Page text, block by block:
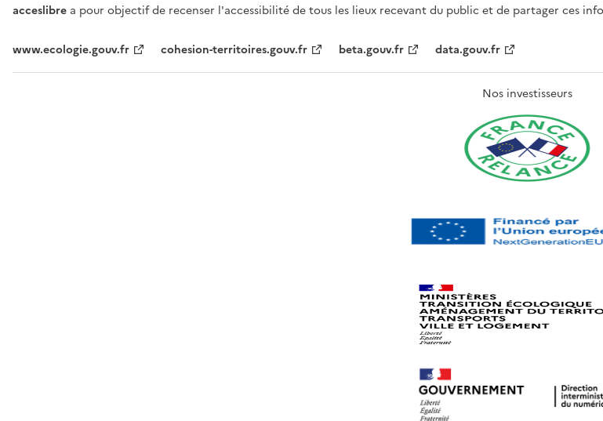
acceslibre a pour objectif de recenser l'accessibilité de tous les lieux recevant du public et de partager ces
www.ecologie.gouv.fr cohesion-territoires.gouv.fr beta.gouv.fr data.gouv.fr
Nos investisseurs